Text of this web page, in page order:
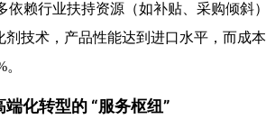
依赖行业扶持资源（如补贴、采购倾斜
技术，产品性能达到进口水平，而成
化转型的 “服务枢纽”